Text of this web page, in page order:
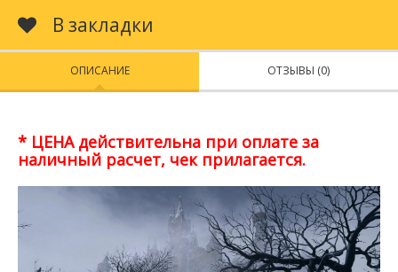
В закладки
ОПИСАНИЕ ОТЗЫВЫ (0)
* ЦЕНА действительна при оплате за
наличный расчет, чек прилагается.